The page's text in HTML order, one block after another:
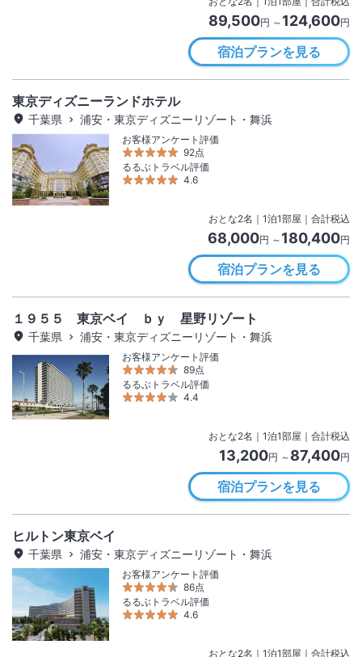
89,500円 ～ 124,600円
宿泊プランを見る
東京ディズニーランドホテル
千葉県 浦安・東京ディズニーリゾート・舞浜
お客様アンケート評価
92点
るるぶトラベル評価
4.6
おとな2名 ｜ 1泊1部屋｜合計税込
68,000円 ～ 180,400円
宿泊プランを見る
１９５５ 東京ベイ ｂｙ 星野リゾート
千葉県 浦安・東京ディズニーリゾート・舞浜
お客様アンケート評価
89点
るるぶトラベル評価
4.4
おとな2名 ｜ 1泊1部屋｜合計税込
13,200円 ～ 87,400円
宿泊プランを見る
ヒルトン東京ベイ
千葉県 浦安・東京ディズニーリゾート・舞浜
お客様アンケート評価
86点
るるぶトラベル評価
4.6
おとな2名 ｜ 1泊1部屋｜合計税込